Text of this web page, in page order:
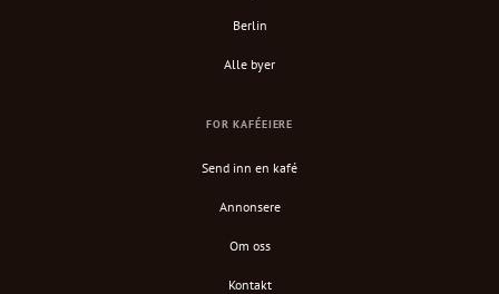
Berlin
Alle byer
FOR KAFÉEIERE
Send inn en kafé
Annonsere
Om oss
Kontakt